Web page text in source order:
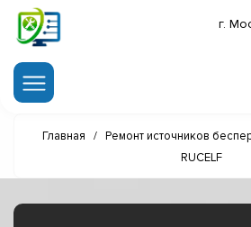
г.
Главная / Ремонт источников
RUCELF